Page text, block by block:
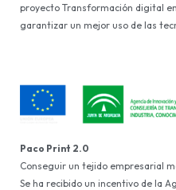
proyecto Transformación digital
garantizar un mejor uso de las
Paco Print 2.0
Conseguir un tejido empresarial
Se ha recibido un incentivo de la